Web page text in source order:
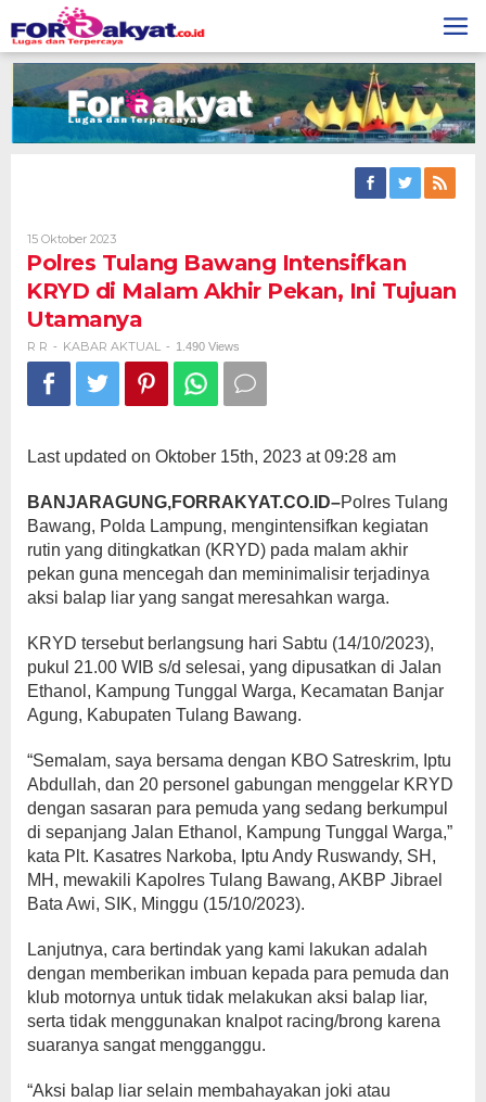
to
content
15 Oktober 2023Oleh
R
R
Polres Tulang Bawang Intensifkan
KRYD di Malam Akhir Pekan, Ini Tujuan
Utamanya
R R - KABAR AKTUAL - 1.490 Views
Last updated on Oktober 15th, 2023 at 09:28 am
BANJARAGUNG,FORRAKYAT.CO.ID–Polres Tulang
Bawang, Polda Lampung, mengintensifkan kegiatan
rutin yang ditingkatkan (KRYD) pada malam akhir
pekan guna mencegah dan meminimalisir terjadinya
aksi balap liar yang sangat meresahkan warga.
KRYD tersebut berlangsung hari Sabtu (14/10/2023),
pukul 21.00 WIB s/d selesai, yang dipusatkan di Jalan
Ethanol, Kampung Tunggal Warga, Kecamatan Banjar
Agung, Kabupaten Tulang Bawang.
“Semalam, saya bersama dengan KBO Satreskrim, Iptu
Abdullah, dan 20 personel gabungan menggelar KRYD
dengan sasaran para pemuda yang sedang berkumpul
di sepanjang Jalan Ethanol, Kampung Tunggal Warga,”
kata Plt. Kasatres Narkoba, Iptu Andy Ruswandy, SH,
MH, mewakili Kapolres Tulang Bawang, AKBP Jibrael
Bata Awi, SIK, Minggu (15/10/2023).
Lanjutnya, cara bertindak yang kami lakukan adalah
dengan memberikan imbuan kepada para pemuda dan
klub motornya untuk tidak melakukan aksi balap liar,
serta tidak menggunakan knalpot racing/brong karena
suaranya sangat mengganggu.
“Aksi balap liar selain membahayakan joki atau